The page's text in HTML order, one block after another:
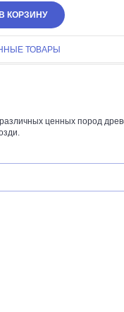
КОРЗИНУ
ТОВАРЫ
ценных пород